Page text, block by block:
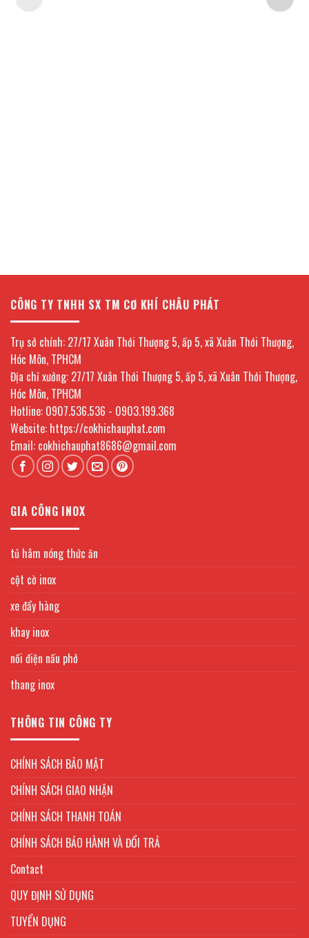
CÔNG TY TNHH SX TM CƠ KHÍ CHÂU PHÁT
Trụ sở chính: 27/17 Xuân Thới Thượng 5, ấp 5, xã Xuân Thới Thượng,
Hóc Môn, TPHCM
Địa chỉ xưởng: 27/17 Xuân Thới Thượng 5, ấp 5, xã Xuân Thới Thượng,
Hóc Môn, TPHCM
Hotline: 0907.536.536 - 0903.199.368
Website: https://cokhichauphat.com
Email: cokhichauphat8686@gmail.com
GIA CÔNG INOX
tủ hâm nóng thức ăn
cột cờ inox
xe đẩy hàng
khay inox
nồi điện nấu phở
thang inox
THÔNG TIN CÔNG TY
CHÍNH SÁCH BẢO MẬT
CHÍNH SÁCH GIAO NHẬN
CHÍNH SÁCH THANH TOÁN
CHÍNH SÁCH BẢO HÀNH VÀ ĐỔI TRẢ
Contact
QUY ĐỊNH SỬ DỤNG
TUYỂN DỤNG